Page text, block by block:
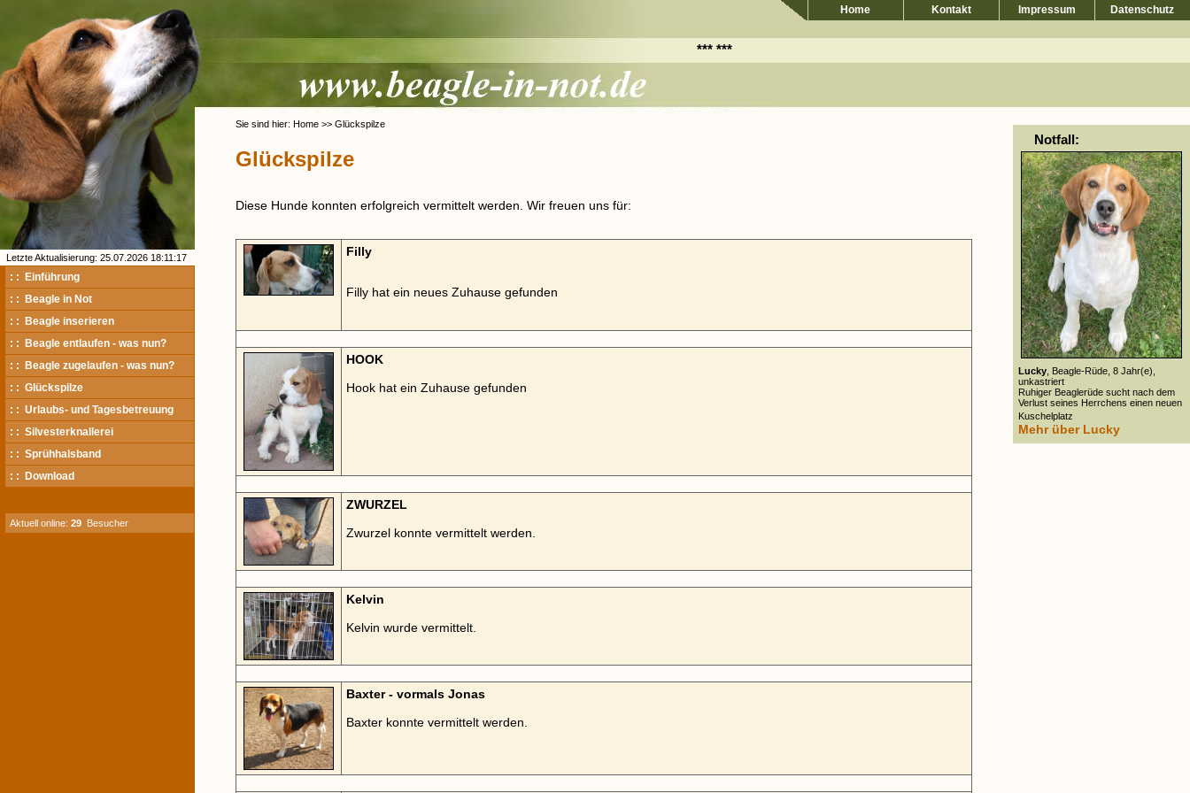
Letzte Aktualisierung: 25.07.2026 18:11:17
: : Einführung
: : Beagle in Not
: : Beagle inserieren
: : Beagle entlaufen - was nun?
: : Beagle zugelaufen - was nun?
: : Glückspilze
: : Urlaubs- und Tagesbetreuung
: : Silvesterknallerei
: : Sprühhalsband
: : Download
Aktuell online: 29 Besucher
Home Kontakt Impressum Datenschutz
*** ***
Sie sind hier: Home >> Glückspilze
Glückspilze
Diese Hunde konnten erfolgreich vermittelt werden. Wir freuen uns für:
Filly
Filly hat ein neues Zuhause gefunden
HOOK
Hook hat ein Zuhause gefunden
ZWURZEL
Zwurzel konnte vermittelt werden.
Kelvin
Kelvin wurde vermittelt.
Baxter - vormals Jonas
Baxter konnte vermittelt werden.
Notfall:
Lucky , Beagle-Rüde, 8 Jahr(e),
unkastriert
Ruhiger Beaglerüde sucht nach dem
Verlust seines Herrchens einen neuen
Kuschelplatz
Mehr über Lucky